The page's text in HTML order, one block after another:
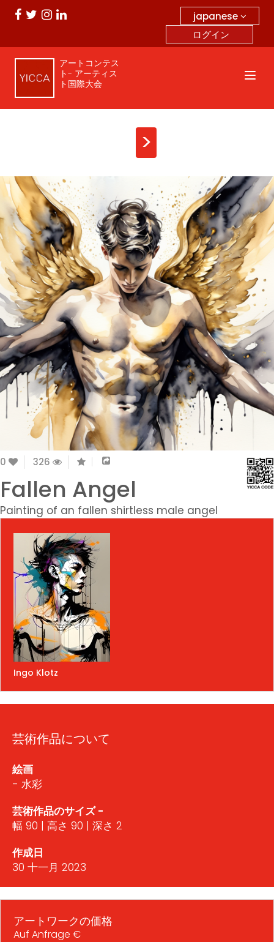
japanese
ログイン
アートコンテス
ト- アーティス
ト国際大会
>
0 326
Fallen Angel
Painting of an fallen shirtless male angel
Ingo Klotz
芸術作品について
絵画
- 水彩
芸術作品のサイズ -
幅 90 | 高さ 90 | 深さ 2
作成日
30 十一月 2023
アートワークの価格
Auf Anfrage €